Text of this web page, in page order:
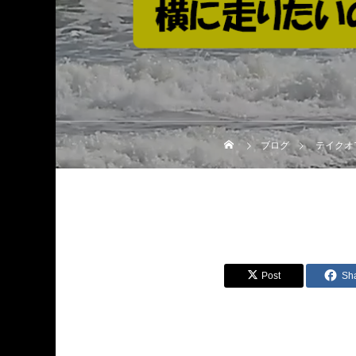
ブログ テイクオ
Post